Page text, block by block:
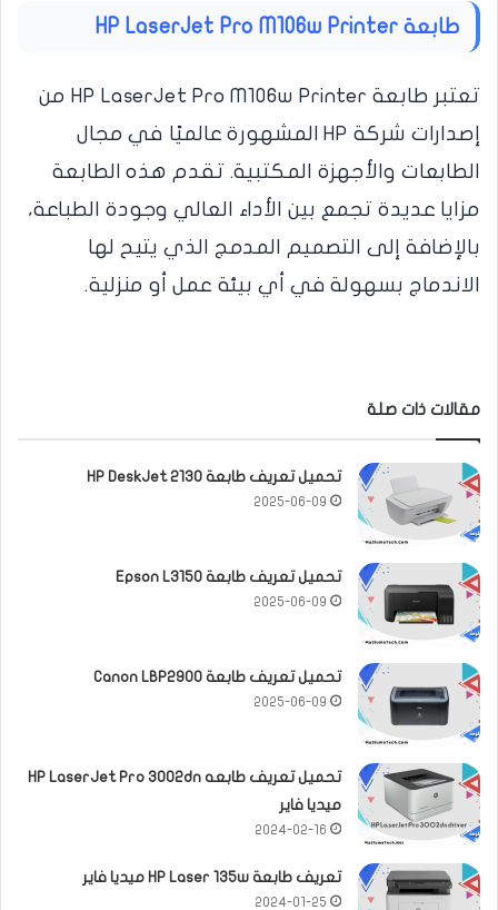
طابعة
تعتبر طابعة HP LaserJet Pro M106w Printer من
إصدارات شركة HP المشهورة عالميًا في مجال
الطابعات والأجهزة المكتبية. تقدم هذه الطابعة
مزايا عديدة تجمع بين الأداء العالي وجودة الطباعة،
بالإضافة إلى التصميم المدمج الذي يتيح لها
الاندماج بسهولة في أي بيئة عمل أو منزلية.
مقالات ذات صلة
تحميل تعريف طابعة HP DeskJet 2130
2025-06-09
تحميل تعريف طابعة Epson L3150
2025-06-09
تحميل تعريف طابعة Canon LBP2900
2025-06-09
تحميل تعريف طابعه HP LaserJet Pro 3002dn
ميديا فاير
2024-02-16
تعريف طابعة HP Laser 135w ميديا فاير
2024-01-25